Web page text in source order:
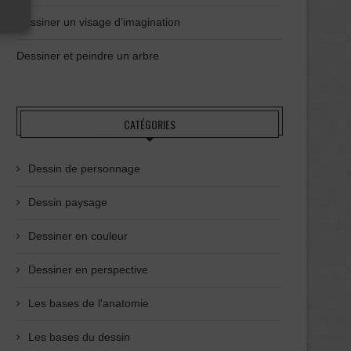
Dessiner un visage d’imagination
Dessiner et peindre un arbre
CATÉGORIES
Dessin de personnage
Dessin paysage
Dessiner en couleur
Dessiner en perspective
Les bases de l'anatomie
Les bases du dessin